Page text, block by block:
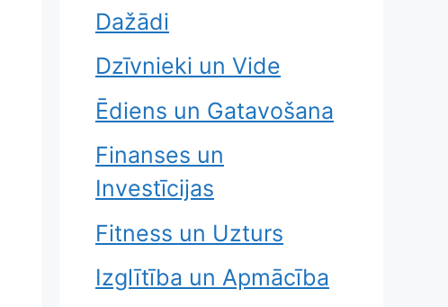
Dažādi
Dzīvnieki un Vide
Ēdiens un Gatavošana
Finanses un
Investīcijas
Fitness un Uzturs
Izglītība un Apmācība